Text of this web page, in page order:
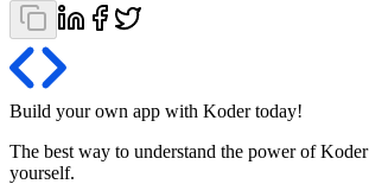
Build your own app with Koder today!
The best way to understand the power of
yourself.